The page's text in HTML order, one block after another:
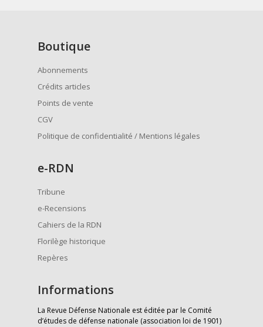
Boutique
Abonnements
Crédits articles
Points de vente
CGV
Politique de confidentialité / Mentions légales
e-RDN
Tribune
e-Recensions
Cahiers de la RDN
Florilège historique
Repères
Informations
La Revue Défense Nationale est éditée par le Comité
d’études de défense nationale (association loi de 1901)